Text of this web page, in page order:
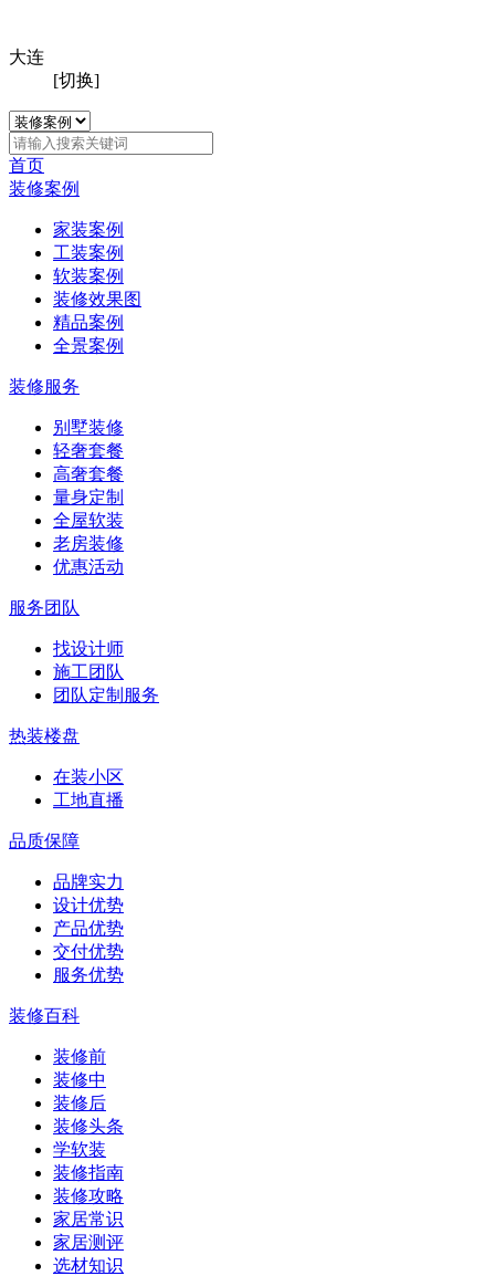
大连
[切换]
首页
装修案例
家装案例
工装案例
软装案例
装修效果图
精品案例
全景案例
装修服务
别墅装修
轻奢套餐
高奢套餐
量身定制
全屋软装
老房装修
优惠活动
服务团队
找设计师
施工团队
团队定制服务
热装楼盘
在装小区
工地直播
品质保障
品牌实力
设计优势
产品优势
交付优势
服务优势
装修百科
装修前
装修中
装修后
装修头条
学软装
装修指南
装修攻略
家居常识
家居测评
选材知识